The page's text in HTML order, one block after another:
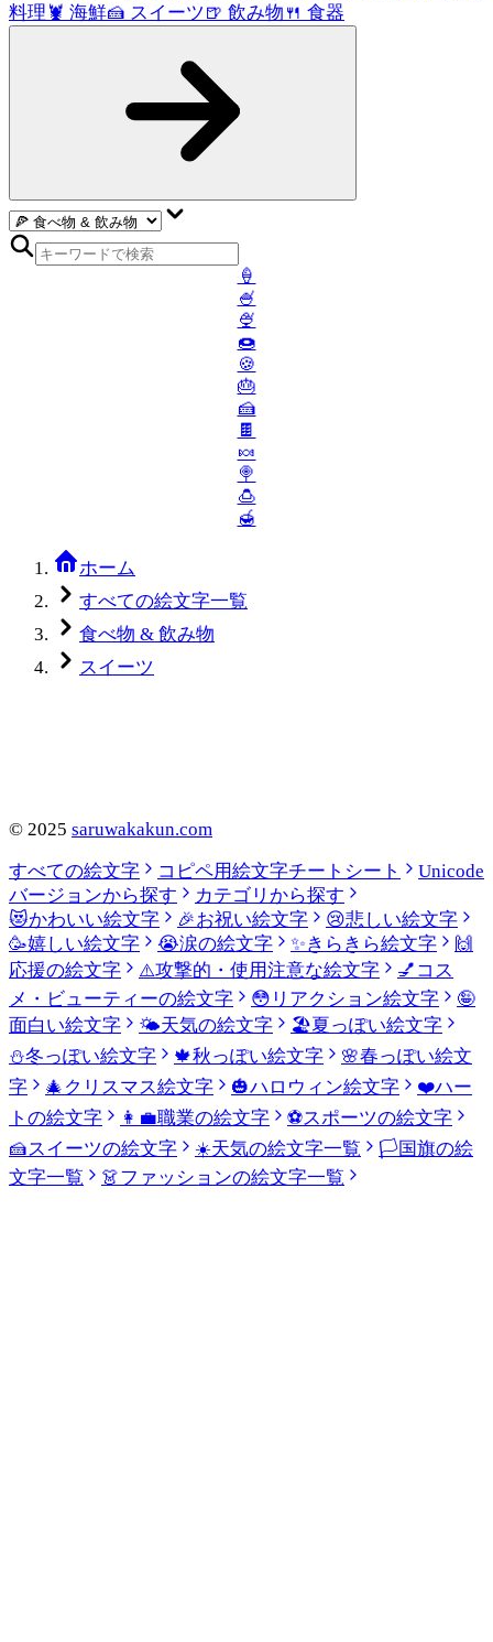
料理 🦞 海鮮🍰 スイーツ 🍺 飲み物 🍴 食器
🍦
🍧
🍨
🍩
🍪
🎂
🍰
🍫
🍬
🍭
🍮
🍯
ホーム
すべての絵文字一覧
食べ物 & 飲み物
スイーツ
© 2025 saruwakakun.com
すべての絵文字
コピペ用絵文字チートシート
Unicode
バージョンから探す
カテゴリから探す
😻かわいい絵文字 🎉お祝い絵文字 😢悲しい絵文字
🥳嬉しい絵文字 😭涙の絵文字 ✨きらきら絵文字
🙌
応援の絵文字
⚠️攻撃的・使用注意な絵文字 💅 コス
メ・ビューティーの絵文字
😳 リアクション絵文字
🤪
面白い絵文字
🌤️天気の絵文字 🏖️夏っぽい絵文字
⛄冬っぽい絵文字 🍁秋っぽい絵文字 🌸春っぽい絵文
字
🎄 クリスマス絵文字 🎃ハロウィン絵文字 ❤️ハー
トの絵文字
👩‍💼職業の絵文字 ⚽スポーツの絵文字
🍰スイーツの絵文字 ☀️天気の絵文字一覧 🏳️国旗の絵
文字一覧
👗ファッションの絵文字一覧